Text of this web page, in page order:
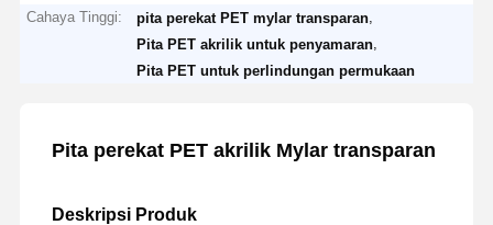
Cahaya Tinggi:
pita perekat PET mylar transparan
Pita PET akrilik untuk penyamaran
Pita PET untuk perlindungan permukaan
Pita perekat PET akrilik Mylar transparan
Deskripsi Produk